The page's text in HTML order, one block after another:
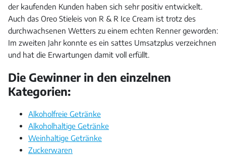
der kaufenden Kunden haben sich sehr positiv entwickelt.
Auch das Oreo Stieleis von R & R Ice Cream ist trotz des
durchwachsenen Wetters zu einem echten Renner geworden:
Im zweiten Jahr konnte es ein sattes Umsatzplus verzeichnen
und hat die Erwartungen damit voll erfüllt.
Die Gewinner in den einzelnen
Kategorien:
Alkoholfreie Getränke
Alkoholhaltige Getränke
Weinhaltige Getränke
Zuckerwaren